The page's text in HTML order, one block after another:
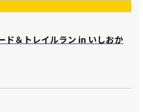
ド＆トレイルラン in いしおか